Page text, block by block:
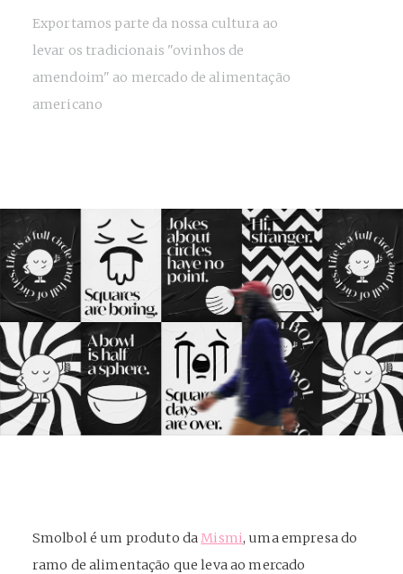
Exportamos parte da nossa cultura ao
levar os tradicionais "ovinhos de
amendoim" ao mercado de alimentação
americano
Smolbol é um produto daMismi, uma empresa do
ramo de alimentação que leva ao mercado